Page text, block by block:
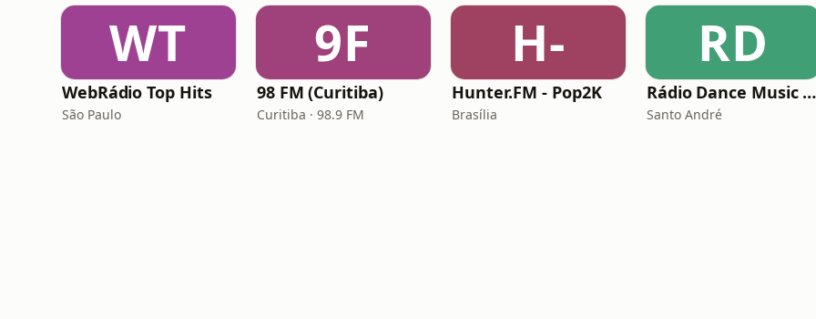
WT
WebRádio Top Hits
São Paulo
9F
98 FM (Curitiba)
Curitiba · 98.9 FM
H-
Hunter.FM - Pop2K
Brasília
RD
Rádio Dance Music Super Hits
Santo André